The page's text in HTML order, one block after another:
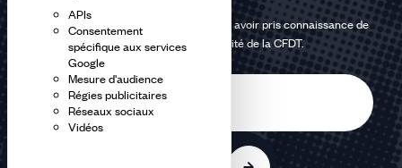
APIs
Consentement
spécifique aux services
Google
Mesure d'audience
Régies publicitaires
Réseaux sociaux
Vidéos
En m'inscrivant à la newsletter, j'affirme avoir pris connaissance de
lapolitique de confidentialité de la CFDT.